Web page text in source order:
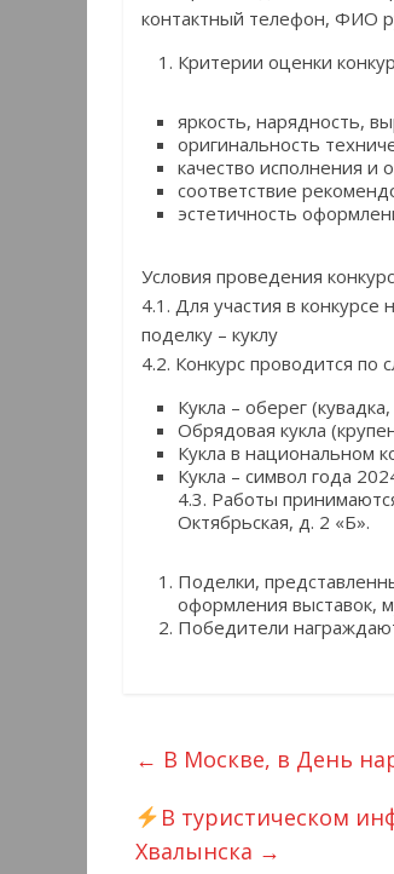
контактный телефон, ФИО
Критерии оценки
яркость, нарядность,
оригинальность
качество исполнения и
соответствие
эстетичность
Условия проведения
4.1. Для участия в
поделку – куклу
4.2. Конкурс проводится
Кукла – оберег
Обрядовая кукла
Кукла в национальном
Кукла – символ года
4.3. Работы
Октябрьская, д. 2 «Б».
Поделки,
оформления выставок,
Победители
← В Москве, в День
В туристическом
Хвалынска →